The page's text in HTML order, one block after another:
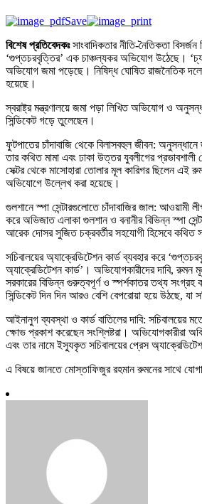
Save
বিশেষ প্রতিবেদকঃসাংবাদিকতার নীতি-নৈতিকতা
‘গুপ্তচরবৃত্তির’ এক চাঞ্চল্যকর অভিযোগ উঠেছে।
অভিযোগ জমা পড়েছে। নিষিদ্ধ ঘোষিত রাজনৈতিক দলের
হয়েছে।
স্বরাষ্ট্র মন্ত্রণালয়ে জমা পড়া লিখিত অভিযোগ ও
সিন্ডিকেট গড়ে তুলেছেন।
ফুটপাতের চাঁদাবাজি থেকে বিলাসবহুল জীবন:
তার কথিত মামা এবং ঢাকা উত্তর যুবলীগের
সেক্টর থেকে মাসোহারা তোলার মূল কারিগর ছিলেন এই
অভিযোগে উল্লেখ করা হয়েছে।
গুলশানে স্পা সেন্টারগুলোতে চাঁদাবাজির জাল:
করে অভিজাত এলাকা গুলশান ও বনানীর বিভিন্ন স্পা
আরেক দোসর সুজিত চক্রবর্তীর সহযোগী হিসেবে কথিত
সচিবালয়ের অ্যাক্রেডিটেশন কার্ড ব্যবহার করে
অ্যাক্রেডিটেশন কার্ড’। অভিযোগকারীদের দাবি,
সরকারের বিভিন্ন গুরুত্বপূর্ণ ও স্পর্শকাতর তথ্য সংগ্রহ
সিন্ডিকেট দিন দিন আরও বেশি বেপরোয়া হয়ে উঠছে, যা
আইনানুগ ব্যবস্থা ও কার্ড বাতিলের দাবি: সচিবালয়ের
ক্ষোভ প্রকাশ করেছেন সংশ্লিষ্টরা। অভিযোগকারীরা
এবং তার নামে ইস্যুকৃত সচিবালয়ের প্রেস
এ বিষয়ে জানতে মোস্তাফিজুর রহমান রুমনের সাথে